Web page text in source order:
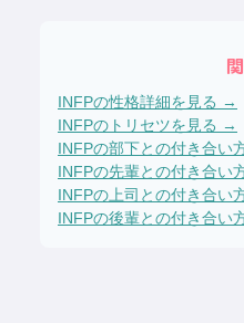
INFPの性格詳細を見る →
INFPのトリセツを見る →
INFPの部下との付き合い
INFPの先輩との付き合い
INFPの上司との付き合い
INFPの後輩との付き合い